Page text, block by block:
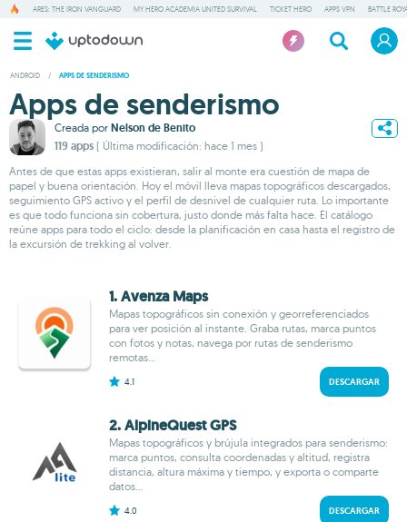
ARES: THE IRON VANGUARD MY HERO ACADEMIA UNITED SURVIVAL TICKET HERO APPS VPN BATTLE
ANDROID / APPS DE SENDERISMO
Apps de senderismo
Creada por Nelson de Benito
119 apps ( Última modificación: hace 1 mes )
Antes de que estas apps existieran, salir al monte era cuestión de mapa de
papel y buena orientación. Hoy el móvil lleva mapas topográficos descargados,
seguimiento GPS activo y el perfil de desnivel de cualquier ruta. Lo importante
es que todo funciona sin cobertura, justo donde más falta hace. El catálogo
reúne apps para todo el ciclo: desde la planificación en casa hasta el registro de
la excursión de trekking al volver.
1. Avenza Maps
Mapas topográficos sin conexión y georreferenciados
para ver posición al instante. Graba rutas, marca puntos
con fotos y notas, navega por rutas de senderismo
remotas...
4.1 DESCARGAR
2. AlpineQuest GPS
Mapas topográficos y brújula integrados para senderismo:
marca puntos, consulta coordenadas y altitud, registra
distancia, altura máxima y tiempo, y exporta o comparte
datos...
4.0 DESCARGAR